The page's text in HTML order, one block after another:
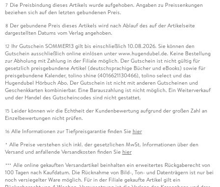
7 Die Preisbindung dieses Artikels wurde aufgehoben. Angaben zu Preissenkungen
beziehen sich auf den letzten gebundenen Preis.
8 Der gebundene Preis dieses Artikels wird nach Ablauf des auf der Artikelseite
dargestellten Datums vom Verlag angehoben.
12 Ihr Gutschein SOMMER13 gilt bis einschließlich 10.08.2026. Sie können den
Gutschein ausschließlich online einlösen unter www.hugendubel.de. Keine Bestellung
zur Abholung mit Zahlung in der Filiale möglich. Der Gutschein ist nicht gültig für
gesetzlich preisgebundene Artikel (deutschsprachige Bücher und eBooks) sowie für
preisgebundene Kalender, tolino shine (4016621130466), tolino select und das
Hugendubel Hörbuch Abo. Der Gutschein ist nicht mit anderen Gutscheinen und
Geschenkkarten kombinierbar. Eine Barauszahlung ist nicht möglich. Ein Weiterverkauf
und der Handel des Gutscheincodes sind nicht gestattet.
15 Leider können wir die Echtheit der Kundenbewertung aufgrund der großen Zahl an
Einzelbewertungen nicht prüfen.
16 Alle Informationen zur Tiefpreisgarantie finden Sie hier
* Alle Preise verstehen sich inkl. der gesetzlichen MwSt. Informationen über den
Versand und anfallende Versandkosten finden Sie hier
*** Alle online gekauften Versandartikel beinhalten ein erweitertes Rückgaberecht von
100 Tagen nach Kaufdatum. Die Rücknahme von Bild-, Ton- und Datenträgern ist nur bei
noch versiegelter Ware möglich. Für in der Filiale gekaufte Artikel gilt ein